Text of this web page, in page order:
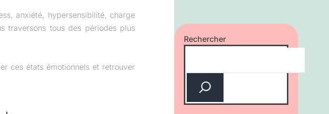
anxiété, hypersensibilité, charge
traversons tous des périodes plus
ces états émotionnels et retrouver
Rechercher